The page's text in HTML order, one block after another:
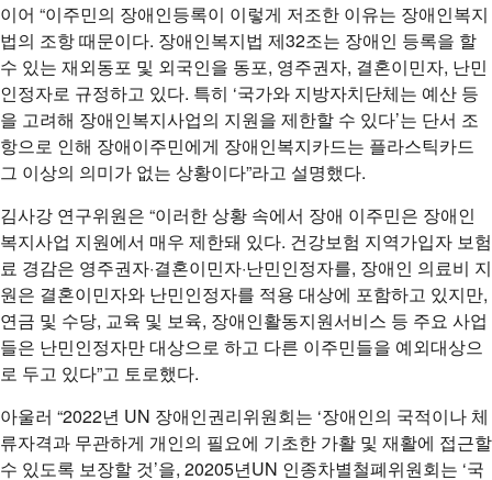
이어 “이주민의 장애인등록이 이렇게 저조한 이유는 장애인복지
법의 조항 때문이다. 장애인복지법 제32조는 장애인 등록을 할
수 있는 재외동포 및 외국인을 동포, 영주권자, 결혼이민자, 난민
인정자로 규정하고 있다. 특히 ‘국가와 지방자치단체는 예산 등
을 고려해 장애인복지사업의 지원을 제한할 수 있다’는 단서 조
항으로 인해 장애이주민에게 장애인복지카드는 플라스틱카드
그 이상의 의미가 없는 상황이다”라고 설명했다.
김사강 연구위원은 “이러한 상황 속에서 장애 이주민은 장애인
복지사업 지원에서 매우 제한돼 있다. 건강보험 지역가입자 보험
료 경감은 영주권자·결혼이민자·난민인정자를, 장애인 의료비 지
원은 결혼이민자와 난민인정자를 적용 대상에 포함하고 있지만,
연금 및 수당, 교육 및 보육, 장애인활동지원서비스 등 주요 사업
들은 난민인정자만 대상으로 하고 다른 이주민들을 예외대상으
로 두고 있다”고 토로했다.
아울러 “2022년 UN 장애인권리위원회는 ‘장애인의 국적이나 체
류자격과 무관하게 개인의 필요에 기초한 가활 및 재활에 접근할
수 있도록 보장할 것’을, 20205년UN 인종차별철폐위원회는 ‘국